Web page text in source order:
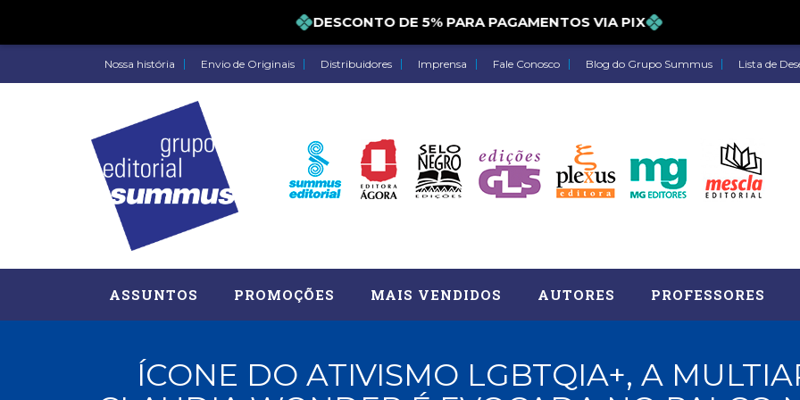
DESCONTO DE 5% PARA PAGAMENTOS VIA PIX
Nossa história Envio de Originais Distribuidores Imprensa Fale Conosco Blog do Grupo Summus Lista de
ASSUNTOS PROMOÇÕES MAIS VENDIDOS AUTORES PROFESSORES
ÍCONE DO ATIVISMO LGBTQIA+, A